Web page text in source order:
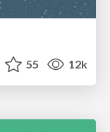
55 12k